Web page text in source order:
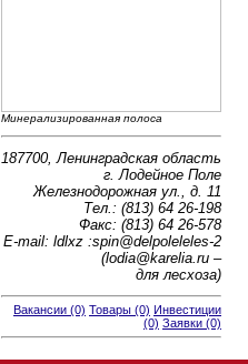
Минерализированная полоса
187700, Ленинградская область
г. Лодейное Поле
Железнодорожная ул., д. 11
Тел.: (813) 64 26-198
Факс: (813) 64 26-578
Е-mail: ldlxz :spin@delpoleleles-2
(lodia@karelia.ru –
для лесхоза)
Вакансии (0) Товары (0) Инвестиции
(0) Заявки (0)